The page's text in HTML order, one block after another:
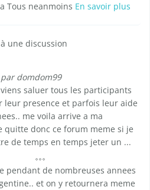
Tous neanmoins En savoir plus
une discussion
par domdom99
saluer tous les participants
leur presence et parfois leur aide
me voila arrive a ma
quitte donc ce forum meme si je
de temps en temps jeter un ...
pendant de nombreuses annees
et on y retournera meme